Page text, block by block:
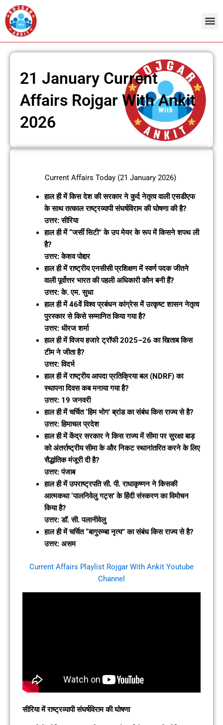
Skip
to
content
21 January Current
Affairs Rojgar With Ankit
2026
Current Affairs Today (21 January 2026)
हाल ही में किस देश की सरकार ने कुर्द नेतृत्व वाली एसडीएफ
के साथ तत्काल राष्ट्रव्यापी संघर्षविराम की घोषणा की है?
उत्तर: सीरिया
हाल ही में “जर्सी सिटी” के उप मेयर के रूप में किसने शपथ ली
है?
उत्तर: केशव पोद्दार
हाल ही में राष्ट्रीय एनसीसी प्रशिक्षण में स्वर्ण पदक जीतने
वाली पूर्वोत्तर भारत की पहली अधिकारी कौन बनी हैं?
उत्तर: के. एम. सुधा
हाल ही में 46वें विश्व प्रबंधन कांग्रेस में उत्कृष्ट शासन नेतृत्व
पुरस्कार से किसे सम्मानित किया गया है?
उत्तर: धीरज शर्मा
हाल ही में विजय हजारे ट्रॉफी 2025–26 का खिताब किस
टीम ने जीता है?
उत्तर: विदर्भ
हाल ही में राष्ट्रीय आपदा प्रतिक्रिया बल (NDRF) का
स्थापना दिवस कब मनाया गया है?
उत्तर: 19 जनवरी
हाल ही में चर्चित ‘हिम भोग’ ब्रांड का संबंध किस राज्य से है?
उत्तर: हिमाचल प्रदेश
हाल ही में केंद्र सरकार ने किस राज्य में सीमा पर सुरक्षा बाड़
को अंतर्राष्ट्रीय सीमा के और निकट स्थानांतरित करने के लिए
सैद्धांतिक मंजूरी दी है?
उत्तर: पंजाब
हाल ही में उपराष्ट्रपति सी. पी. राधाकृष्णन ने किसकी
आत्मकथा ‘पालनिवेलु गट्स’ के हिंदी संस्करण का विमोचन
किया है?
उत्तर: डॉ. सी. पलानीवेलु
हाल ही में चर्चित “बागुरुम्बा नृत्य” का संबंध किस राज्य से है?
उत्तर: असम
Current Affairs Playlist Rojgar With Ankit Youtube
Channel
सीरिया में राष्ट्रव्यापी संघर्षविराम की घोषणा